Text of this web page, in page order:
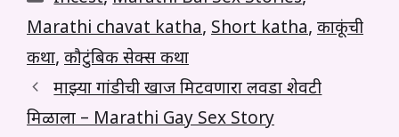
Marathi chavat katha, Short katha, काकूंची
कथा, कौटुंबिक सेक्स कथा
माझ्या गांडीची खाज मिटवणारा लवडा शेवटी
मिळाला – Marathi Gay Sex Story